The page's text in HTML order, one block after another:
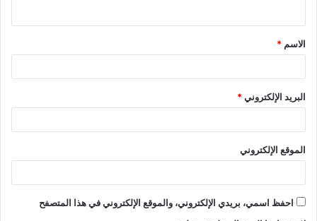
ق
*
الاسم *
البريد الإلكتروني*
الموقع الإلكتروني
احفظ اسمي، بريدي الإلكتروني، والموقع الإلكتروني في هذا المتصفح